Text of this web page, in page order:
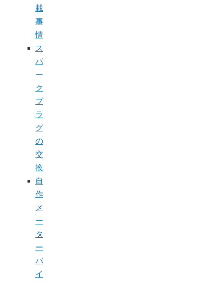
載
事
情
ス
パ
ー
ク
プ
ラ
グ
の
交
換
自
作
メ
ー
タ
ー
バ
イ